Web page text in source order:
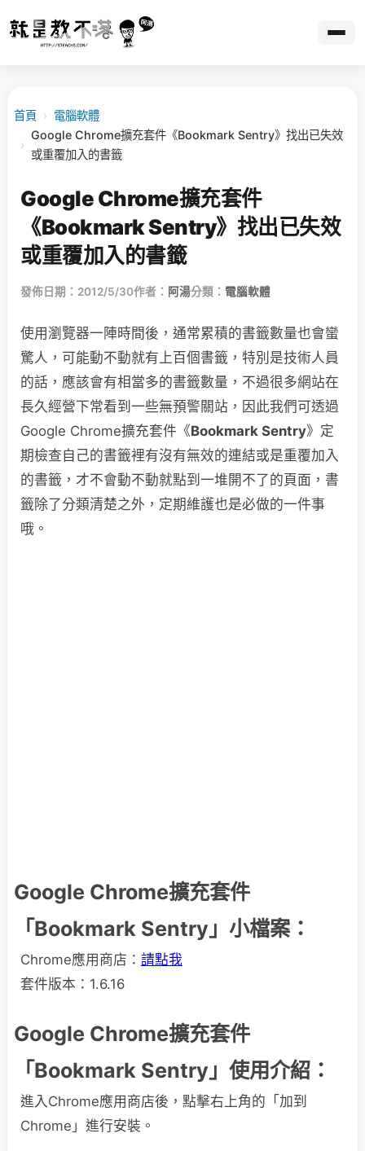
首頁 › 電腦軟體
›
Google Chrome擴充套件《Bookmark Sentry》找出已失效
或重覆加入的書籤
Google Chrome擴充套件
《Bookmark Sentry》找出已失效
或重覆加入的書籤
發佈日期：2012/5/30作者： 阿湯分類： 電腦軟體
使用瀏覽器一陣時間後，通常累積的書籤數量也會蠻
驚人，可能動不動就有上百個書籤，特別是技術人員
的話，應該會有相當多的書籤數量，不過很多網站在
長久經營下常看到一些無預警關站，因此我們可透過
Google Chrome擴充套件《Bookmark Sentry》定
期檢查自己的書籤裡有沒有無效的連結或是重覆加入
的書籤，才不會動不動就點到一堆開不了的頁面，書
籤除了分類清楚之外，定期維護也是必做的一件事
哦。
Google Chrome擴充套件
「Bookmark Sentry」小檔案：
Chrome應用商店： 請點我
套件版本：1.6.16
Google Chrome擴充套件
「Bookmark Sentry」使用介紹：
進入Chrome應用商店後，點擊右上角的「加到
Chrome」進行安裝。